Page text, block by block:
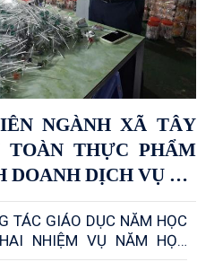
NGÀNH XÃ TÂY
THỰC PHẨM
DỊCH VỤ ĂN
XÃ
TÁC GIÁO DỤC NĂM HỌC
NHIỆM VỤ NĂM HỌC